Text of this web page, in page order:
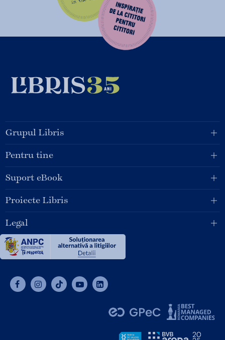
Grupul Libris
Pentru tine
Suport eBook
Proiecte Libris
Legal